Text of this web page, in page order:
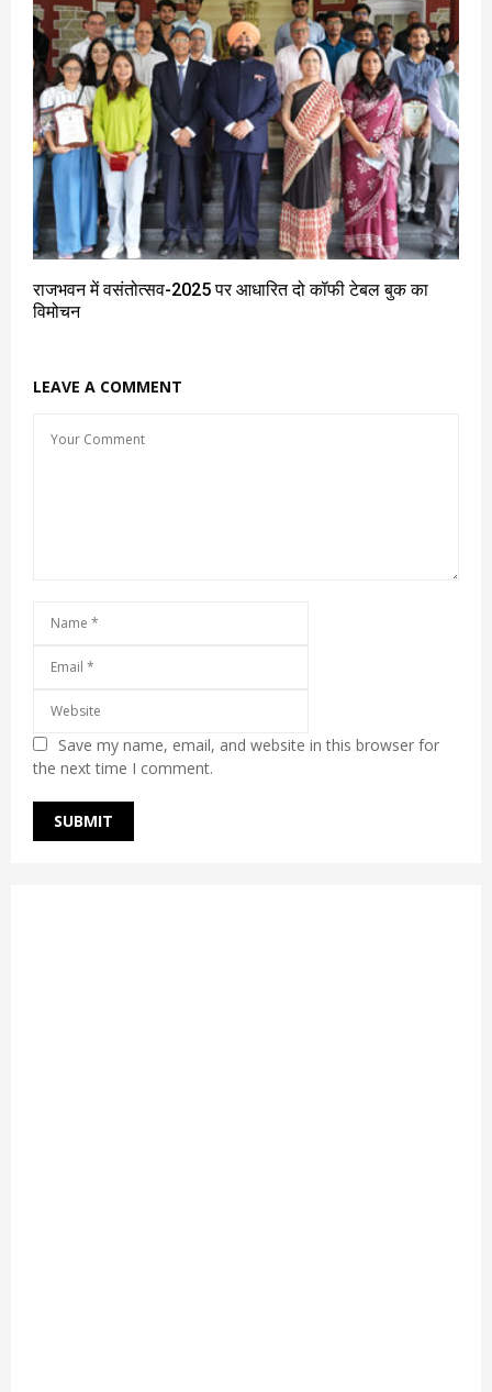
राजभवन में वसंतोत्सव-2025 पर आधारित दो कॉफी टेबल बुक का
विमोचन
LEAVE A COMMENT
Save my name, email, and website in this browser for
the next time I comment.